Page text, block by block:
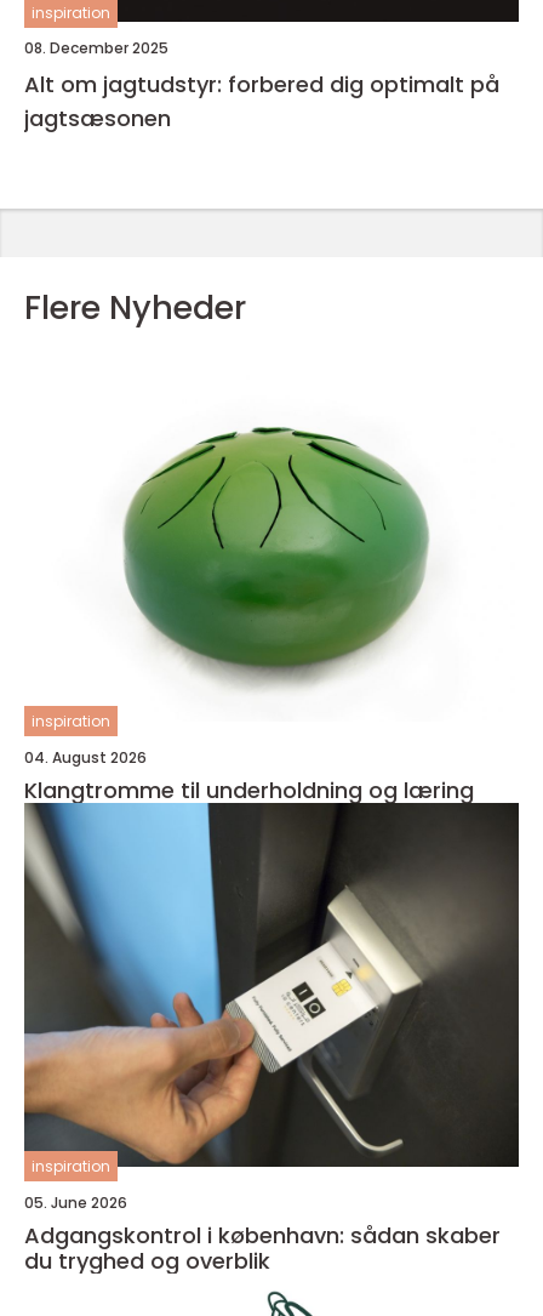
inspiration
08. December 2025
Alt om jagtudstyr: forbered dig optimalt på
jagtsæsonen
Flere Nyheder
inspiration
04. August 2026
Klangtromme til underholdning og læring
inspiration
05. June 2026
Adgangskontrol i københavn: sådan skaber
du tryghed og overblik